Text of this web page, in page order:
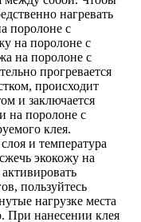
нагревать
поролоне с
на поролоне с
на поролоне с
прогревается
происходит
и заключается
на поролоне с
клея.
и температура
экокожу на
пользуйтесь
нагрузке места
При нанесении клея